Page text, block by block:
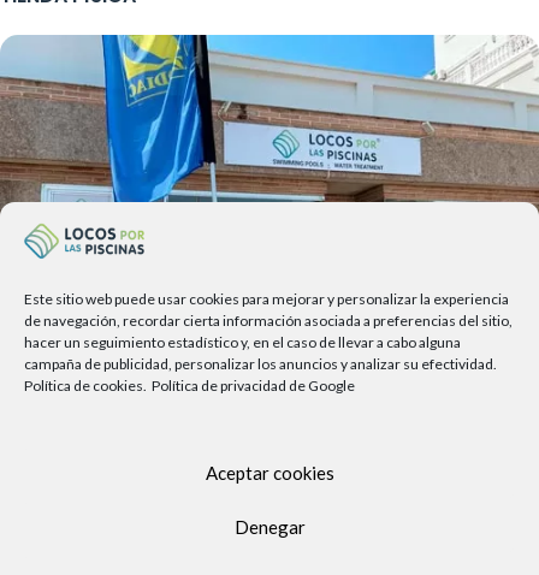
Este sitio web puede usar cookies para mejorar y personalizar la experiencia
de navegación, recordar cierta información asociada a preferencias del sitio,
hacer un seguimiento estadístico y, en el caso de llevar a cabo alguna
campaña de publicidad, personalizar los anuncios y analizar su efectividad.
Política de cookies. Política de privacidad de Google
Aceptar cookies
Denegar
29740 Torre del Mar, Málaga
9.00h a 13.30h - 16.00h a 19.00h